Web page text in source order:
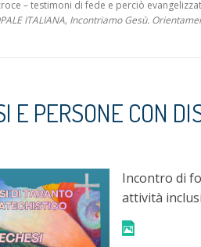
– testimoni di fede e perciò
ITALIANA, Incontriamo Gesù.
E PERSONE CON
Incontro di
attività